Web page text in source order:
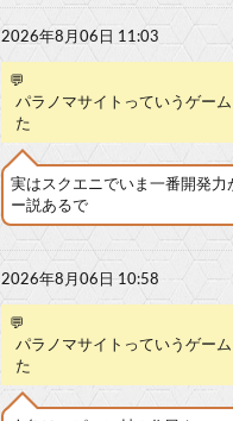
2026年8月06日 11:03
💬
パラノマサイトっていうゲー
た
実はスクエニでいま一番開発力
ー説あるで
2026年8月06日 10:58
💬
パラノマサイトっていうゲー
た